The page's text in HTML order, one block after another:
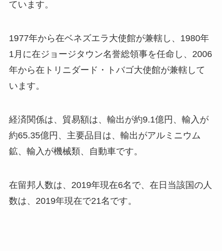
ています。
1977年から在ベネズエラ大使館が兼轄し、1980年
1月に在ジョージタウン名誉総領事を任命し、2006
年から在トリニダード・トバゴ大使館が兼轄して
います。
経済関係は、貿易額は、輸出が約9.1億円、輸入が
約65.35億円、主要品目は、輸出がアルミニウム
鉱、輸入が機械類、自動車です。
在留邦人数は、2019年現在6名で、在日当該国の人
数は、2019年現在で21名です。